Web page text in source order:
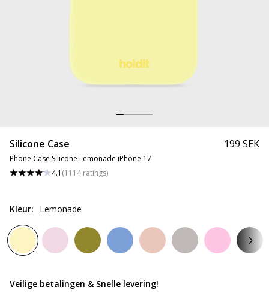
Silicone Case
Phone Case Silicone Lemonade iPhone 17
4.1 (1114 ratings)
199 SEK
Kleur: Lemonade
Veilige betalingen & Snelle levering!